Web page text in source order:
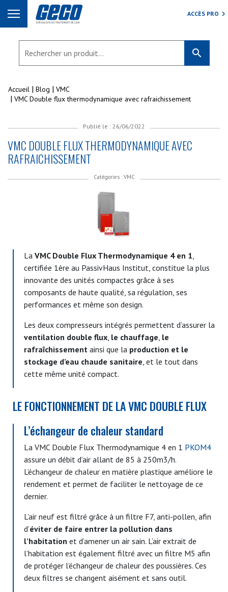
ACCÈS PRO
search
Accueil Blog
VMC
VMC Double flux thermodynamique avec rafraichissement
Publié le : 26/06/2022
VMC DOUBLE FLUX THERMODYNAMIQUE AVEC
RAFRAICHISSEMENT
Catégories : VMC
La VMC Double Flux Thermodynamique 4 en 1
certifiée 1ère au PassivHaus Institut, constitue la plus
innovante des unités compactes grâce à ses
composants de haute qualité, sa régulation, ses
performances et même son design.
Les deux compresseurs intégrés permettent d’assurer la
ventilation double flux le chauffage le
rafraîchissement ainsi que la production et le
stockage d’eau chaude sanitaire , et le tout dans
cette même unité compact.
LE FONCTIONNEMENT DE LA VMC DOUBLE FLUX
L’échangeur de chaleur standard
La VMC Double Flux Thermodynamique 4 en 1 PKOM4
assure un débit d’air allant de 85 à 250m3/h.
L’échangeur de chaleur en matière plastique améliore le
rendement et permet de faciliter le nettoyage de ce
dernier.
L’air neuf est filtré grâce à un filtre F7, anti-pollen, afin
d’éviter de faire entrer la pollution dans
l’habitation et d’amener un air sain. L’air extrait de
l’habitation est également filtré avec un filtre M5 afin
de protéger l’échangeur de chaleur des poussières. Ces
deux filtres se changent aisément et sans outil.